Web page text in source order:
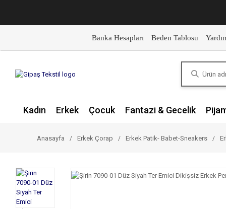
Banka Hesapları Beden Tablosu
Kadın Erkek Çocuk Fantazi & Gecelik
Anasayfa Erkek Çorap Erkek Patik- Babet-Sneakers